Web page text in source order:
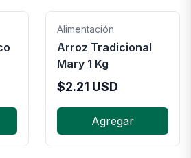
Alimentación
Arroz Tradicional
Mary 1 Kg
$2.21 USD
Agregar